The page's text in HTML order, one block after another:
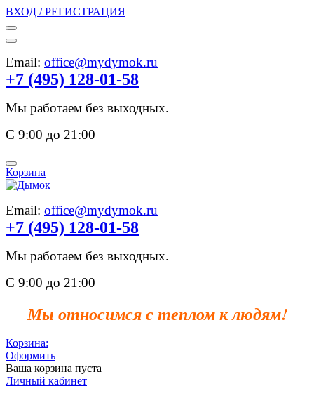
ВХОД / РЕГИСТРАЦИЯ
Email: office@mydymok.ru
+7 (495) 128-01-58
Мы работаем без выходных.
С 9:00 до 21:00
Корзина
Email: office@mydymok.ru
+7 (495) 128-01-58
Мы работаем без выходных.
С 9:00 до 21:00
Мы относимся с теплом к людям!
Корзина:
Оформить
Ваша корзина пуста
Личный кабинет